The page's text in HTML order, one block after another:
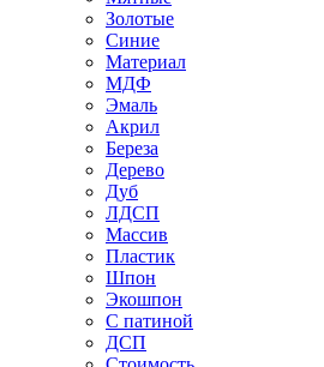
Золотые
Синие
Материал
МДФ
Эмаль
Акрил
Береза
Дерево
Дуб
ЛДСП
Массив
Пластик
Шпон
Экошпон
С патиной
ДСП